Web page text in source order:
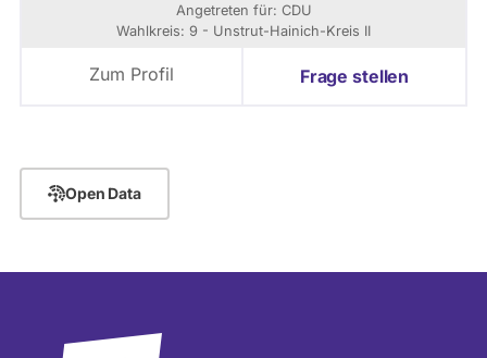
Angetreten für: CDU
Wahlkreis: 9 - Unstrut-Hainich-Kreis II
Zum Profil Frage stellen
Open Data